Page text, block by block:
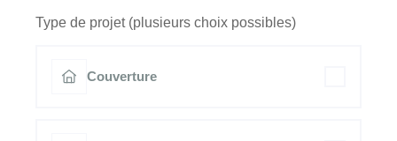
Type de projet (plusieurs choix possibles)
Couverture